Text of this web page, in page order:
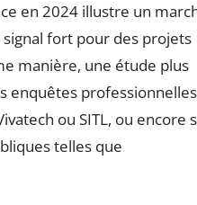
en 2024 illustre un
fort pour des projets
manière, une étude plus
enquêtes professionnelles
ou SITL, ou encore
telles que